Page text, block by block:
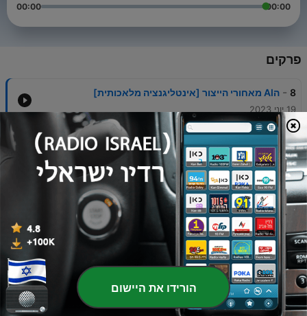
00:00
00:00
פרקים
8
- הAI מאחורי הייצור [אינטליגנציה מלאכותית]
19 יוני 2023
7
- ה AI שבתוך המעבד [אינטליגנציה מלאכותית]
14 פבר' 2023
6
- איך מנהלים מוצר AI? [אינטליגנציה מלאכותית]
29 ינו' 2023
ניהול מודלי AI במקומות קריטיים [אינטליגנציה
מלאכותית]
15 ינו' 2023
4 פיצוח אתגר השפה הטבעית [אינטליגנציה מלאכותית]
01 ינו' 2023
הורידו את היישום